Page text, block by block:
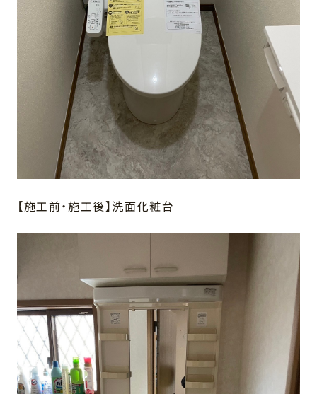
【施工前・施工後】洗面化粧台